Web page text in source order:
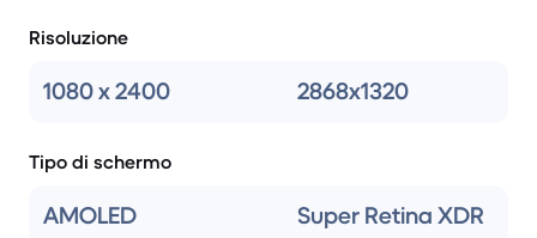
Risoluzione
1080 x 2400 2868x1320
Tipo di schermo
AMOLED Super Retina XDR